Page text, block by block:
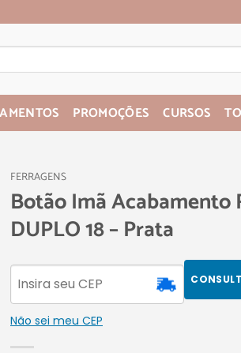
PROMOÇÕES CURSOS
FERRAGENS
Botão Imã Acabamento
DUPLO 18 – Prata
Não sei meu CEP